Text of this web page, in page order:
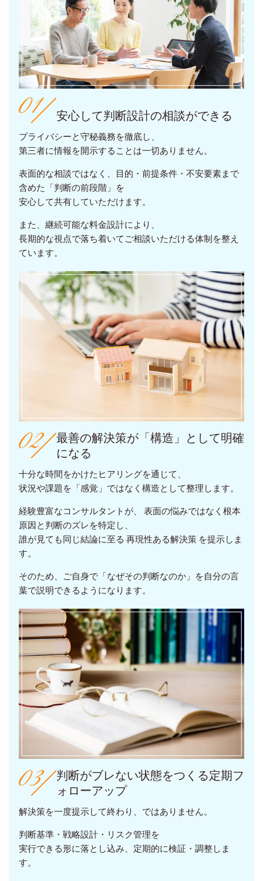
安心して判断設計の相談ができる
プライバシーと守秘義務を徹底し、
第三者に情報を開示することは一切ありません。
表面的な相談ではなく、目的・前提条件・不安要素まで
含めた「判断の前段階」を
安心して共有していただけます。
また、継続可能な料金設計により、
長期的な視点で落ち着いてご相談いただける体制を整え
ています。
最善の解決策が「構造」として明確
になる
十分な時間をかけたヒアリングを通じて、
状況や課題を「感覚」ではなく構造として整理します。
経験豊富なコンサルタントが、 表面の悩みではなく根本
原因と判断のズレを特定し、
誰が見ても同じ結論に至る 再現性ある解決策 を提示しま
す。
そのため、 ご自身で「なぜその判断なのか」を自分の言
葉で説明できるようになります。
判断がブレない状態をつくる定期フ
ォローアップ
解決策を一度提示して終わり、ではありません。
判断基準・戦略設計・リスク管理を
実行できる形に落とし込み、定期的に検証・調整しま
す。